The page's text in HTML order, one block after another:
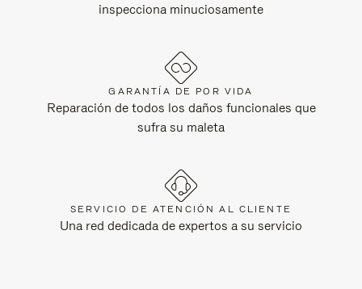
inspecciona minuciosamente
GARANTÍA DE POR VIDA
Reparación de todos los daños funcionales que
sufra su maleta
SERVICIO DE ATENCIÓN AL CLIENTE
Una red dedicada de expertos a su servicio